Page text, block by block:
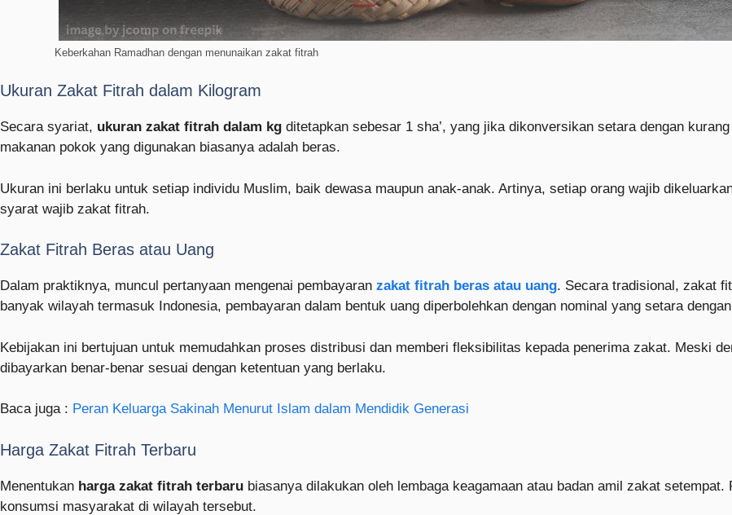
Keberkahan Ramadhan dengan menunaikan zakat fitrah
Ukuran Zakat Fitrah dalam Kilogram
Secara syariat, ukuran zakat fitrah dalam kg ditetapkan sebesar 1 sha’, yang jika dikonversikan setara dengan
makanan pokok yang digunakan biasanya adalah beras.
Ukuran ini berlaku untuk setiap individu Muslim, baik dewasa maupun anak-anak. Artinya, setiap orang wajib
syarat wajib zakat fitrah.
Zakat Fitrah Beras atau Uang
Dalam praktiknya, muncul pertanyaan mengenai pembayaran zakat fitrah beras atau uang. Secara tradisional, zakat
banyak wilayah termasuk Indonesia, pembayaran dalam bentuk uang diperbolehkan dengan nominal yang setara
Kebijakan ini bertujuan untuk memudahkan proses distribusi dan memberi fleksibilitas kepada penerima zakat. Meski
dibayarkan benar-benar sesuai dengan ketentuan yang berlaku.
Baca juga : Peran Keluarga Sakinah Menurut Islam dalam Mendidik Generasi
Harga Zakat Fitrah Terbaru
Menentukan harga zakat fitrah terbaru biasanya dilakukan oleh lembaga keagamaan atau badan amil zakat
konsumsi masyarakat di wilayah tersebut.